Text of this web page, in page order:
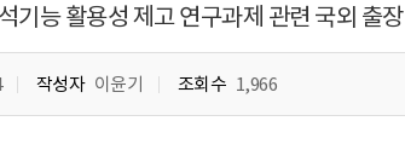
기능 활용성 제고 연구과제 관련 국외 출장
작성자 이윤기 조회수 1,966